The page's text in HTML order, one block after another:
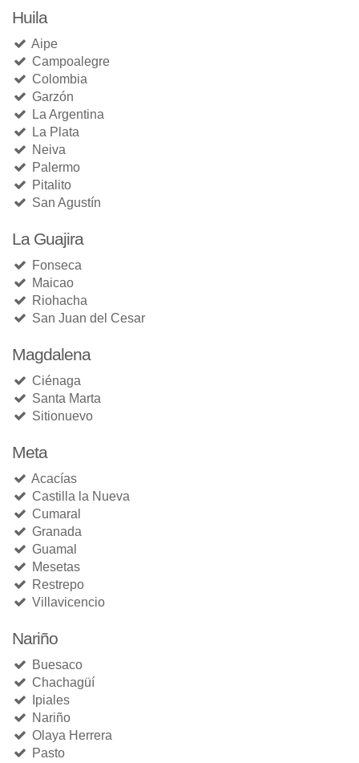
Huila
Aipe
Campoalegre
Colombia
Garzón
La Argentina
La Plata
Neiva
Palermo
Pitalito
San Agustín
La Guajira
Fonseca
Maicao
Riohacha
San Juan del Cesar
Magdalena
Ciénaga
Santa Marta
Sitionuevo
Meta
Acacías
Castilla la Nueva
Cumaral
Granada
Guamal
Mesetas
Restrepo
Villavicencio
Nariño
Buesaco
Chachagüí
Ipiales
Nariño
Olaya Herrera
Pasto